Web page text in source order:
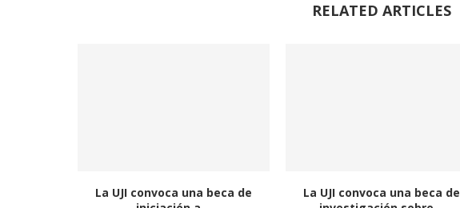
RELATED ARTICLES
La UJI convoca una beca de
La UJI convoca una beca de